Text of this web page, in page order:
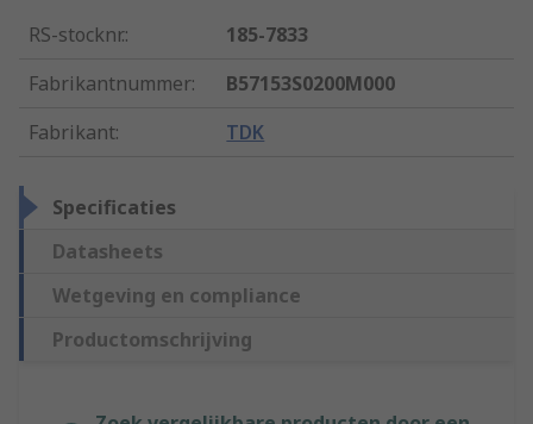
RS-stocknr.:
185-7833
Fabrikantnummer:
B57153S0200M000
Fabrikant: TDK
Specificaties
Datasheets
Wetgeving en compliance
Productomschrijving